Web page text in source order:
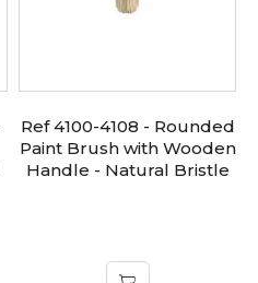
Ref 4100-4108 - Rounded
Paint Brush with Wooden
Handle - Natural Bristle